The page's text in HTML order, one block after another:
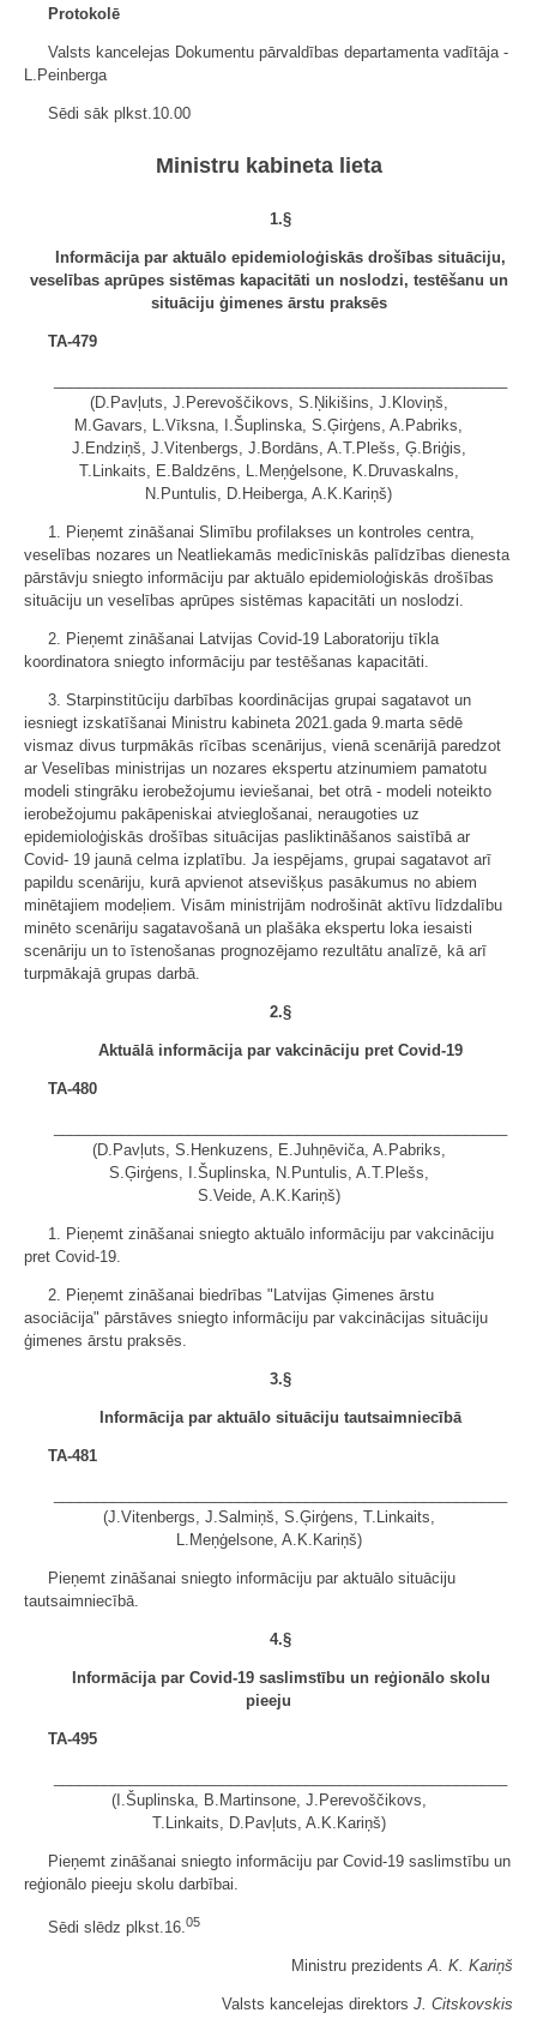
Protokolē
Valsts kancelejas Dokumentu pārvaldības departamenta vadītāja -
L.Peinberga
Sēdi sāk plkst.10.00
Ministru kabineta lieta
1.§
Informācija par aktuālo epidemioloģiskās drošības situāciju,
veselības aprūpes sistēmas kapacitāti un noslodzi, testēšanu un
situāciju ģimenes ārstu praksēs
TA-479
(D.Pavļuts, J.Perevoščikovs, S.Ņikišins, J.Kloviņš,
M.Gavars, L.Vīksna, I.Šuplinska, S.Ģirģens, A.Pabriks,
J.Endziņš, J.Vitenbergs, J.Bordāns, A.T.Plešs, Ģ.Briģis,
T.Linkaits, E.Baldzēns, L.Meņģelsone, K.Druvaskalns,
N.Puntulis, D.Heiberga, A.K.Kariņš)
1. Pieņemt zināšanai Slimību profilakses un kontroles centra,
veselības nozares un Neatliekamās medicīniskās palīdzības dienesta
pārstāvju sniegto informāciju par aktuālo epidemioloģiskās drošības
situāciju un veselības aprūpes sistēmas kapacitāti un noslodzi.
2. Pieņemt zināšanai Latvijas Covid-19 Laboratoriju tīkla
koordinatora sniegto informāciju par testēšanas kapacitāti.
3. Starpinstitūciju darbības koordinācijas grupai sagatavot un
iesniegt izskatīšanai Ministru kabineta 2021.gada 9.marta sēdē
vismaz divus turpmākās rīcības scenārijus, vienā scenārijā paredzot
ar Veselības ministrijas un nozares ekspertu atzinumiem pamatotu
modeli stingrāku ierobežojumu ieviešanai, bet otrā - modeli noteikto
ierobežojumu pakāpeniskai atvieglošanai, neraugoties uz
epidemioloģiskās drošības situācijas pasliktināšanos saistībā ar
Covid- 19 jaunā celma izplatību. Ja iespējams, grupai sagatavot arī
papildu scenāriju, kurā apvienot atsevišķus pasākumus no abiem
minētajiem modeļiem. Visām ministrijām nodrošināt aktīvu līdzdalību
minēto scenāriju sagatavošanā un plašāka ekspertu loka iesaisti
scenāriju un to īstenošanas prognozējamo rezultātu analīzē, kā arī
turpmākajā grupas darbā.
2.§
Aktuālā informācija par vakcināciju pret Covid-19
TA-480
(D.Pavļuts, S.Henkuzens, E.Juhņēviča, A.Pabriks,
S.Ģirģens, I.Šuplinska, N.Puntulis, A.T.Plešs,
S.Veide, A.K.Kariņš)
1. Pieņemt zināšanai sniegto aktuālo informāciju par vakcināciju
pret Covid-19.
2. Pieņemt zināšanai biedrības "Latvijas Ģimenes ārstu
asociācija" pārstāves sniegto informāciju par vakcinācijas situāciju
ģimenes ārstu praksēs.
3.§
Informācija par aktuālo situāciju tautsaimniecībā
TA-481
(J.Vitenbergs, J.Salmiņš, S.Ģirģens, T.Linkaits,
L.Meņģelsone, A.K.Kariņš)
Pieņemt zināšanai sniegto informāciju par aktuālo situāciju
tautsaimniecībā.
4.§
Informācija par Covid-19 saslimstību un reģionālo skolu
pieeju
TA-495
(I.Šuplinska, B.Martinsone, J.Perevoščikovs,
T.Linkaits, D.Pavļuts, A.K.Kariņš)
Pieņemt zināšanai sniegto informāciju par Covid-19 saslimstību un
reģionālo pieeju skolu darbībai.
Sēdi slēdz plkst.16.05
Ministru prezidentsA. K. Kariņš
Valsts kancelejas direktors J. Citskovskis